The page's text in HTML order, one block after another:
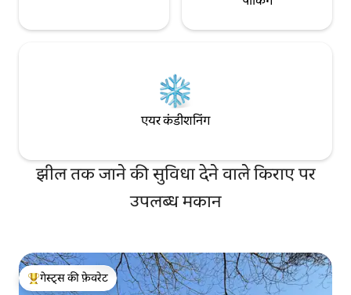
एयर कंडीशनिंग
झील तक जाने की सुविधा देने वाले किराए पर
उपलब्ध मकान
गेस्ट्स का टॉप फ़ेवरेट
गेस्ट्स की फ़ेवरेट